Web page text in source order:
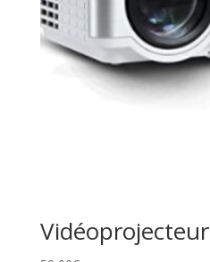
Vidéoprojecteur